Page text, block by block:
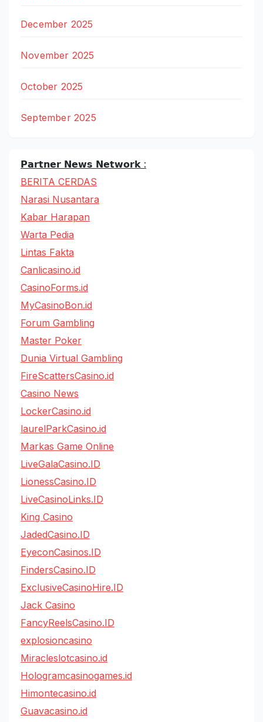
December 2025
November 2025
October 2025
September 2025
𝗣𝗮𝗿𝘁𝗻𝗲𝗿 𝗡𝗲𝘄𝘀 𝗡𝗲𝘁𝘄𝗼𝗿𝗸 :
BERITA CERDAS
Narasi Nusantara
Kabar Harapan
Warta Pedia
Lintas Fakta
Canlicasino.id
CasinoForms.id
MyCasinoBon.id
Forum Gambling
Master Poker
Dunia Virtual Gambling
FireScattersCasino.id
Casino News
LockerCasino.id
laurelParkCasino.id
Markas Game Online
LiveGalaCasino.ID
LionessCasino.ID
LiveCasinoLinks.ID
King Casino
JadedCasino.ID
EyeconCasinos.ID
FindersCasino.ID
ExclusiveCasinoHire.ID
Jack Casino
FancyReelsCasino.ID
explosioncasino
Miracleslotcasino.id
Hologramcasinogames.id
Himontecasino.id
Guavacasino.id